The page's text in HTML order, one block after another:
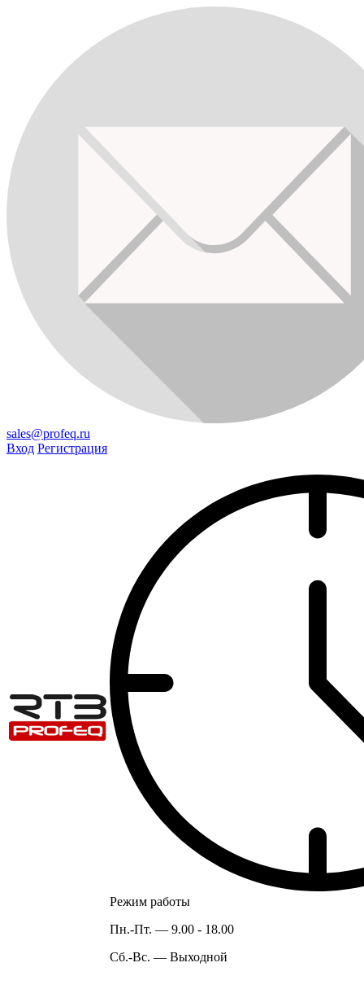
sales@profeq.ru
Вход Регистрация
Режим работы
Пн.-Пт. — 9.00 - 18.00
Сб.-Вс. — Выходной